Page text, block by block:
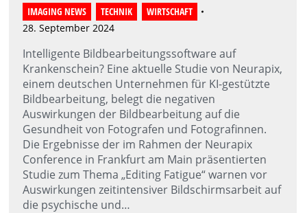
IMAGING NEWS TECHNIK
WIRTSCHAFT
28. September 2024
Intelligente Bildbearbeitungssoftware auf
Krankenschein? Eine aktuelle Studie von Neurapix,
einem deutschen Unternehmen für KI-gestützte
Bildbearbeitung, belegt die negativen
Auswirkungen der Bildbearbeitung auf die
Gesundheit von Fotografen und Fotografinnen.
Die Ergebnisse der im Rahmen der Neurapix
Conference in Frankfurt am Main präsentierten
Studie zum Thema „Editing Fatigue“ warnen vor
Auswirkungen zeitintensiver Bildschirmsarbeit auf
die psychische und…